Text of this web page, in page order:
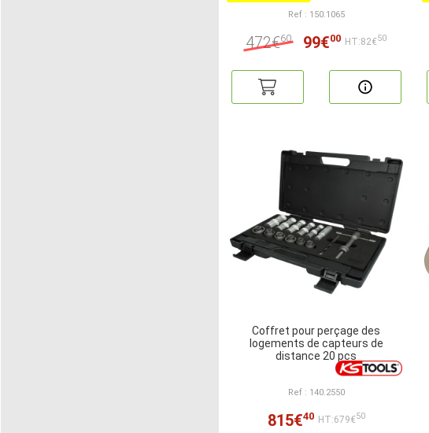
Ref : 150.1065
472€60 99€00 HT:82€50
Coffret pour perçage des
logements de capteurs de
distance 20 pcs
Ref : 140.2550
815€40 HT:679€50